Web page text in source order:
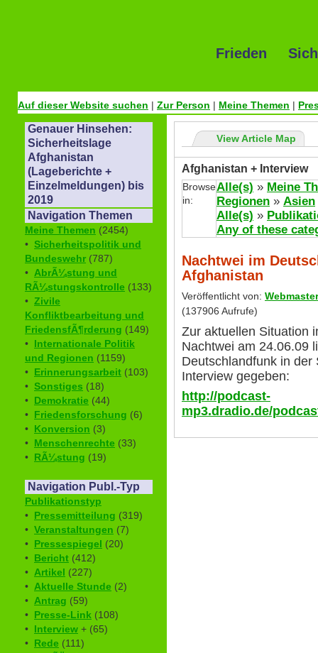
Frieden
Auf dieser Website suchen | Zur Person | Meine Themen |
Genauer Hinsehen:
Sicherheitslage
Afghanistan
(Lageberichte +
Einzelmeldungen) bis
2019
Navigation Themen
Meine Themen (2454)
• Sicherheitspolitik und
Bundeswehr (787)
• AbrÃ¼stung und
RÃ¼stungskontrolle (133)
• Zivile
Konfliktbearbeitung und
FriedensfÃ¶rderung (149)
• Internationale Politik
und Regionen (1159)
• Erinnerungsarbeit (103)
• Sonstiges (18)
• Demokratie (44)
• Friedensforschung (6)
• Konversion (3)
• Menschenrechte (33)
• RÃ¼stung (19)
Navigation Publ.-Typ
Publikationstyp
• Pressemitteilung (319)
• Veranstaltungen (7)
• Pressespiegel (20)
• Bericht (412)
• Artikel (227)
• Aktuelle Stunde (2)
• Antrag (59)
• Presse-Link (108)
• Interview + (65)
• Rede (111)
View Article Map
Afghanistan + Interview
Browse
in:
Alle(s) » Meine
Regionen » Asien
Alle(s) »
Any of these
Nachtwei im
Afghanistan
Veröffentlicht von: Webmaster
(137906 Aufrufe)
Zur aktuellen Situation
Nachtwei am 24.06.09
Deutschlandfunk in der
Interview gegeben:
http://podcast-
mp3.dradio.de/